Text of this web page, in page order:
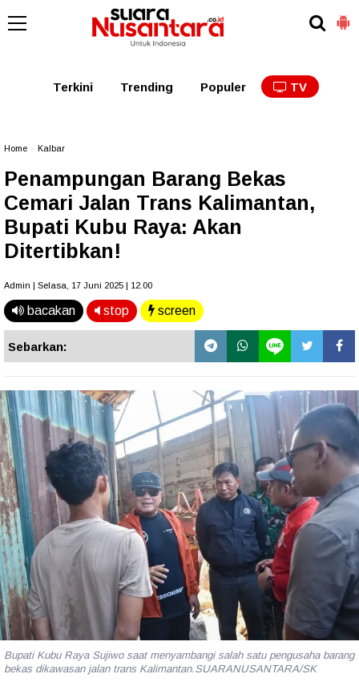
Kalbar Kalteng
Terkini Trending Populer TV
Home Kalbar
Penampungan Barang Bekas
Cemari Jalan Trans Kalimantan,
Bupati Kubu Raya: Akan
Ditertibkan!
Admin | Selasa, 17 Juni 2025 | 12.00
bacakan stop screen
Sebarkan:
Bupati Kubu Raya Sujiwo saat menyambangi salah satu pengusaha barang
bekas dikawasan jalan trans Kalimantan.SUARANUSANTARA/SK